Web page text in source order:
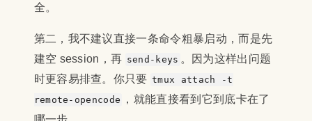
全。
第二，我不建议直接一条命令粗暴启动，而是先
建空 session，再 send-keys 。因为这样出问题
时更容易排查。你只要 tmux attach -t
remote-opencode
，就能直接看到它到底卡在了